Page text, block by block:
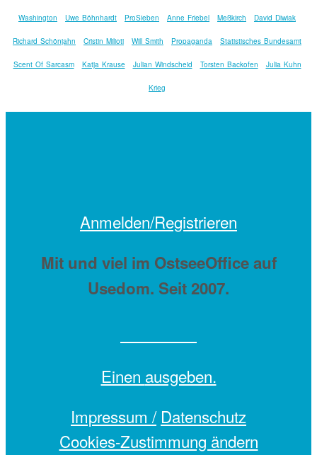
Washington Uwe Böhnhardt ProSieben Anne Friebel Meßkirch David Diwiak
Richard Schönjahn Cristin Milioti Will Smith Propaganda Statistisches Bundesamt
Scent Of Sarcasm Katja Krause Julian Windscheid Torsten Backofen Julia Kuhn
Krieg
Anmelden/Registrieren
Mit und viel im OstseeOffice auf
Usedom. Seit 2007.
Einen ausgeben.
Impressum / Datenschutz
Cookies-Zustimmung ändern